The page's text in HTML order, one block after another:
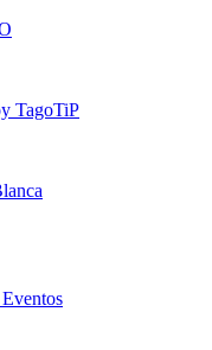
TagoTiP
Eventos